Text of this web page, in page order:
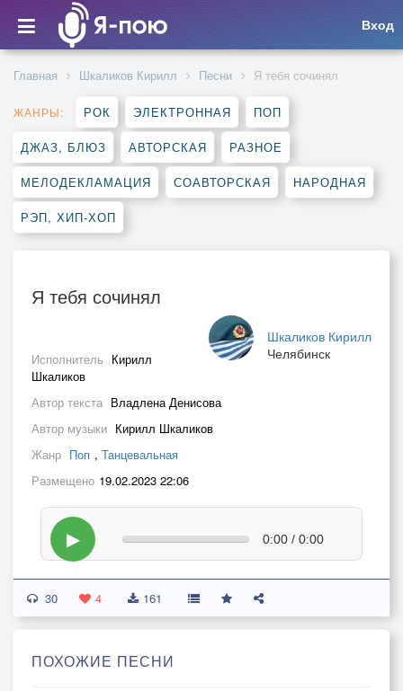
Вход
Главная Шкаликов Кирилл Песни Я тебя сочинял
ЖАНРЫ: РОК ЭЛЕКТРОННАЯ ПОП
ДЖАЗ, БЛЮЗ АВТОРСКАЯ РАЗНОЕ
МЕЛОДЕКЛАМАЦИЯ СОАВТОРСКАЯ НАРОДНАЯ
РЭП, ХИП-ХОП
Я тебя сочинял
Шкаликов Кирилл
Челябинск
Исполнитель Кирилл
Шкаликов
Автор текста Владлена Денисова
Автор музыки Кирилл Шкаликов
Жанр Поп , Танцевальная
Размещено 19.02.2023 22:06
▶ 0:00 / 0:00
30 4 161
ПОХОЖИЕ ПЕСНИ